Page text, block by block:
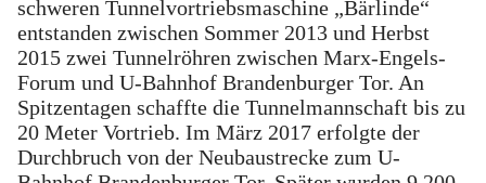
schweren Tunnelvortriebsmaschine „Bärlinde“
entstanden zwischen Sommer 2013 und Herbst
2015 zwei Tunnelröhren zwischen Marx-Engels-
Forum und U-Bahnhof Brandenburger Tor. An
Spitzentagen schaffte die Tunnelmannschaft bis zu
20 Meter Vortrieb. Im März 2017 erfolgte der
Durchbruch von der Neubaustrecke zum U-